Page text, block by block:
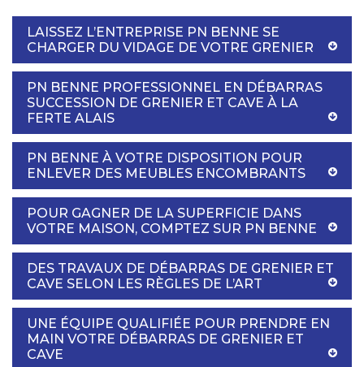
LAISSEZ L’ENTREPRISE PN BENNE SE
CHARGER DU VIDAGE DE VOTRE GRENIER
PN BENNE PROFESSIONNEL EN DÉBARRAS
SUCCESSION DE GRENIER ET CAVE À LA
FERTE ALAIS
PN BENNE À VOTRE DISPOSITION POUR
ENLEVER DES MEUBLES ENCOMBRANTS
POUR GAGNER DE LA SUPERFICIE DANS
VOTRE MAISON, COMPTEZ SUR PN BENNE
DES TRAVAUX DE DÉBARRAS DE GRENIER ET
CAVE SELON LES RÈGLES DE L’ART
UNE ÉQUIPE QUALIFIÉE POUR PRENDRE EN
MAIN VOTRE DÉBARRAS DE GRENIER ET
CAVE